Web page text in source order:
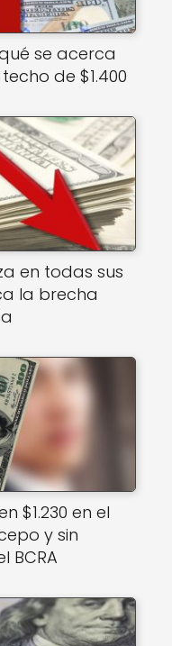
se acerca
de $1.400
en todas sus
la brecha
$1.230 en el
y sin
BCRA